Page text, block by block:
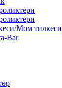
Мом тилкеси
Bar